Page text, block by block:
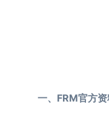
一、FRM官方资